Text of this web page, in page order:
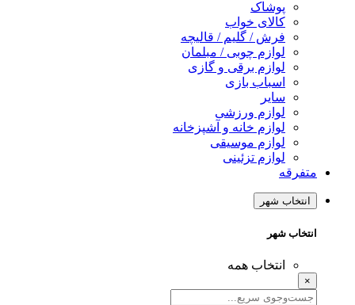
پوشاک
کالای خواب
فرش / گلیم / قالیچه
لوازم چوبی / مبلمان
لوازم برقی و گازی
اسباب بازی
سایر
لوازم ورزشی
لوازم خانه و آشپزخانه
لوازم موسیقی
لوازم تزئینی
متفرقه
انتخاب شهر
انتخاب شهر
انتخاب همه
×